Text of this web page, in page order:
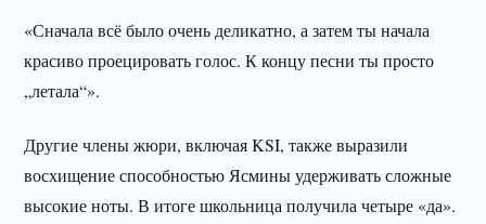
«Сначала всё было очень деликатно, а затем ты начала
красиво проецировать голос. К концу песни ты просто
„летала“».
Другие члены жюри, включая KSI, также выразили
восхищение способностью Ясмины удерживать сложные
высокие ноты. В итоге школьница получила четыре «да».